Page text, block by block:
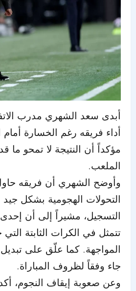
أبدى سعد الشهري مدرب
مؤكداً أن النتيجة لا تمحو ما
الملعب.
وأوضح الشهري أن فريقه
التحولات الهجومية بشكل
التسجيل، مشيراً إلى أن
تتمثل في الكرات الثابتة
المواجهة. كما علّق على تبديل
جاء وفقاً لظروف المباراة.
وعن صعوبة إيقاف النجوم،